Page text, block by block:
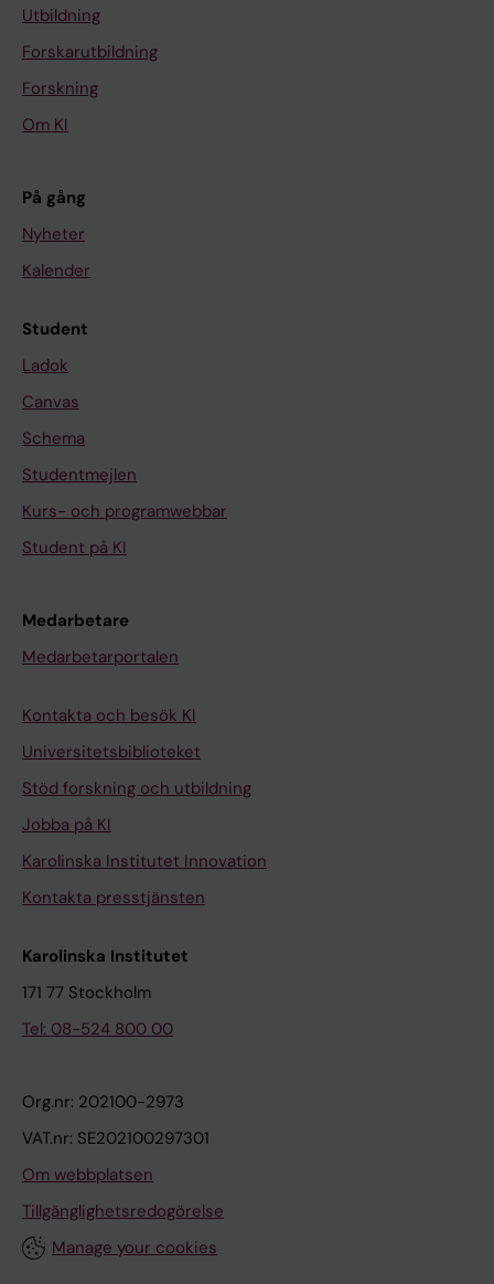
Utbildning
Forskarutbildning
Forskning
Om KI
På gång
Nyheter
Kalender
Student
Ladok
Canvas
Schema
Studentmejlen
Kurs- och programwebbar
Student på KI
Medarbetare
Medarbetarportalen
Kontakta och besök KI
Universitetsbiblioteket
Stöd forskning och utbildning
Jobba på KI
Karolinska Institutet Innovation
Kontakta presstjänsten
Karolinska Institutet
171 77 Stockholm
Tel: 08-524 800 00
Org.nr: 202100-2973
VAT.nr: SE202100297301
Om webbplatsen
Tillgänglighetsredogörelse
Manage your cookies